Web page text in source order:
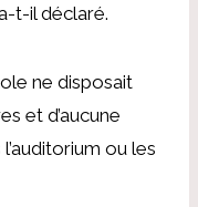
t-il déclaré.
ne disposait
et d’aucune
ou les